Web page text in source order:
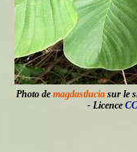
Photo de magdastlucia sur le
- Licence